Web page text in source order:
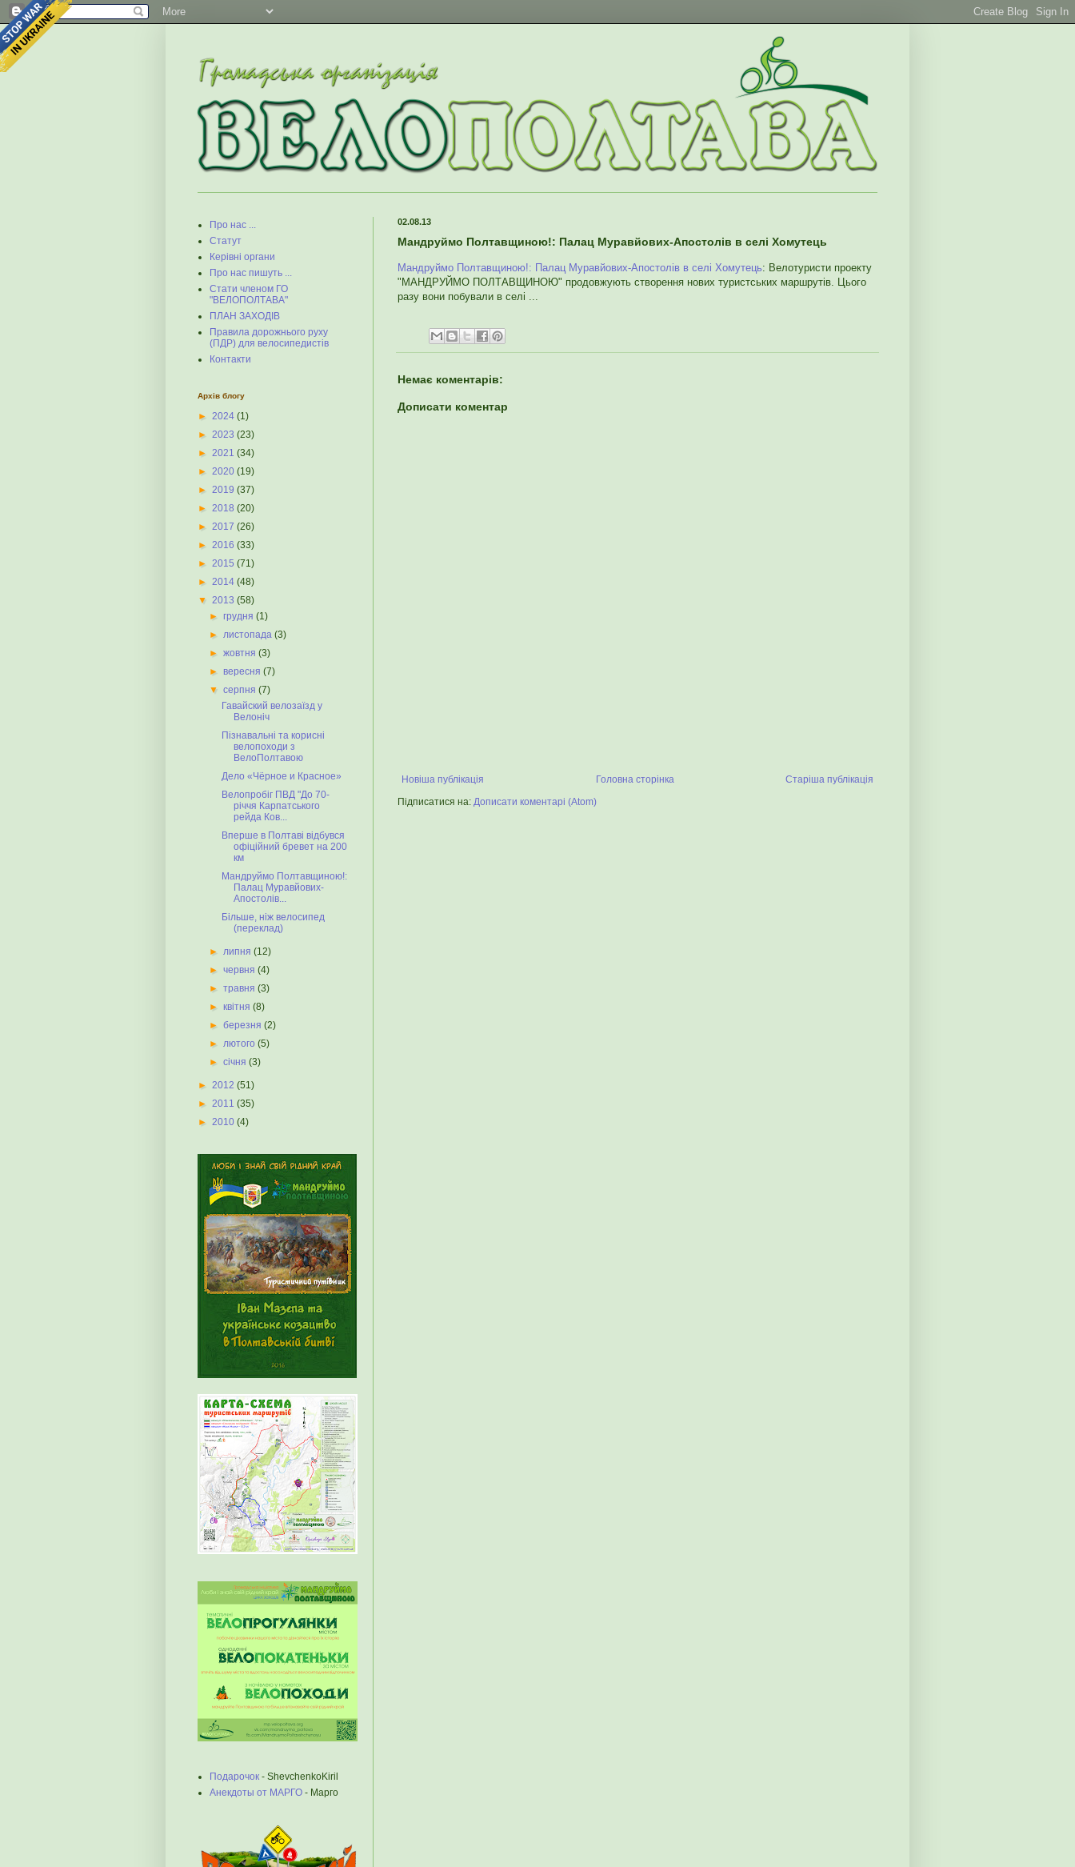
02.08.13
Мандруймо Полтавщиною!: Палац Муравйових-Апостолів в селі Хомутець
Мандруймо Полтавщиною!: Палац Муравйових-Апостолів в селі Хомутець: Велотуристи проекту
"МАНДРУЙМО ПОЛТАВЩИНОЮ" продовжують створення нових туристських маршрутів. Цього
разу вони побували в селі ...
Немає коментарів:
Дописати коментар
Новіша публікація Старіша публікація
Головна сторінка
Підписатися на: Дописати коментарі (Atom)
Про нас ...
Статут
Керівні органи
Про нас пишуть ...
Стати членом ГО
"ВЕЛОПОЛТАВА"
ПЛАН ЗАХОДІВ
Правила дорожнього руху
(ПДР) для велосипедистів
Контакти
Архів блогу
► 2024 (1)
► 2023 (23)
► 2021 (34)
► 2020 (19)
► 2019 (37)
► 2018 (20)
► 2017 (26)
► 2016 (33)
► 2015 (71)
► 2014 (48)
▼ 2013 (58)
►грудня(1)
►листопада(3)
►жовтня(3)
►вересня(7)
▼серпня(7)
Гавайский велозаїзд у
Велоніч
Пізнавальні та корисні
велопоходи з
ВелоПолтавою
Дело «Чёрное и Красное»
Велопробіг ПВД "До 70-
річчя Карпатського
рейда Ков...
Вперше в Полтаві відбувся
офіційний бревет на 200
км
Мандруймо Полтавщиною!:
Палац Муравйових-
Апостолів...
Більше, ніж велосипед
(переклад)
►липня(12)
►червня(4)
►травня(3)
►квітня(8)
►березня(2)
►лютого(5)
►січня(3)
► 2012 (51)
► 2011 (35)
► 2010 (4)
Подарочок - ShevchenkoKiril
Анекдоты от МАРГО - Марго